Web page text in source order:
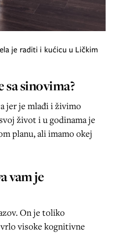
je raditi i kućicu u Ličkim
sa sinovima?
jer je mlađi i živimo
život i u godinama je
planu, ali imamo okej
vam je
On je toliko
visoke kognitivne